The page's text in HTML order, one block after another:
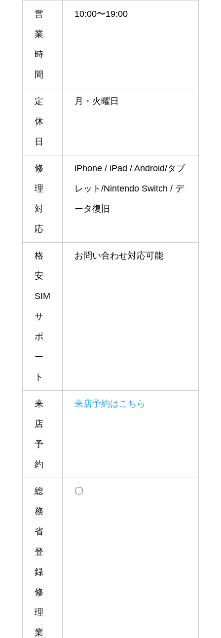
営
業
時
間
10:00〜19:00
定
休
日
月・火曜日
修
理
対
応
iPhone / iPad / Android/タブ
レット/Nintendo Switch / デ
ータ復旧
格
安
SIM
サ
ポ
ー
ト
お問い合わせ対応可能
来
店
予
約
来店予約はこちら
総
務
省
登
録
修
理
業
〇